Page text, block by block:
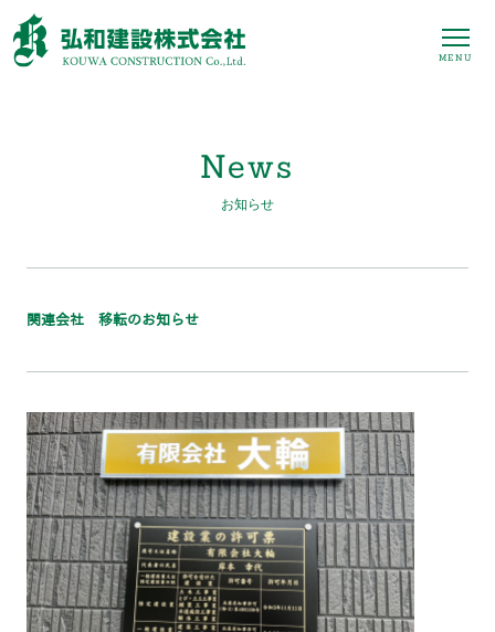
MENU
News
お知らせ
関連会社 移転のお知らせ